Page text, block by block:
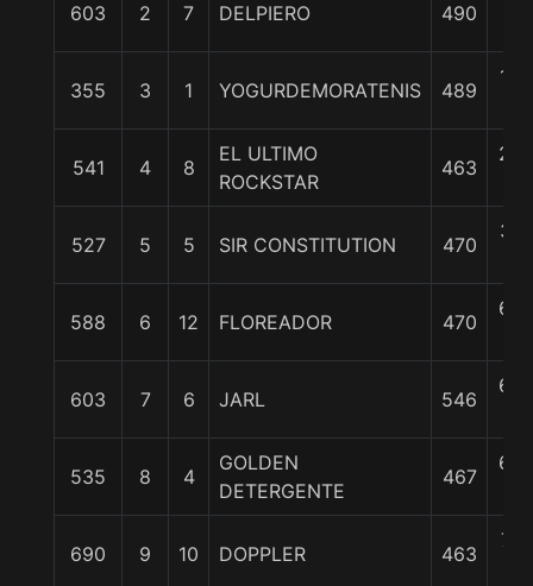
603 2 7 DELPIERO 490
355 3 1 YOGURDEMORATENIS 489
1
541 4 8
EL ULTIMO
ROCKSTAR
463
2
527 5 5 SIR CONSTITUTION 470
3
588 6 12 FLOREADOR 470
6
603 7 6 JARL 546
6
535 8 4
GOLDEN
DETERGENTE
467
6
690 9 10 DOPPLER 463
7